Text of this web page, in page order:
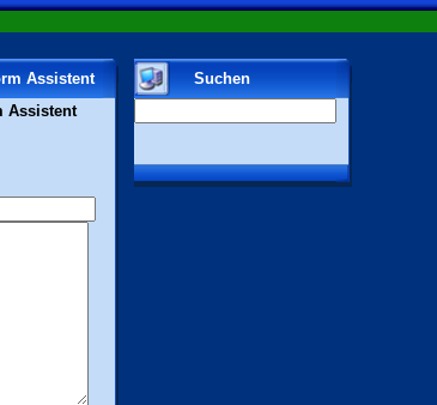
Assistent
Assistent
Suchen